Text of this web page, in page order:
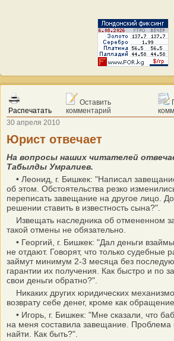
Распечатать
Оставить
комментарий
30 апреля 2010
Юрист отвечает
На вопросы наших читателей
Табылды Умралиев.
• Леонид, г. Бишкек: "Написал
об этом. Обстоятельства резко
переписать завещание на другое лицо.
решении ставить в известность сына?".
Извещать наследника об отмененном
такой отмены не обязательно.
• Георгий, г. Бишкек: "Дал деньги
не отдают. Говорят, что только судебные
займут минимум 2-3 месяца без
гарантии их получения. Как быстро и по
свои деньги обратно?".
Никаких других юридических
возврату себе денег, кроме как
• Игорь, г. Бишкек: "Мне сказали, что
на меня составила завещание. Проблема
найти. Как быть?".